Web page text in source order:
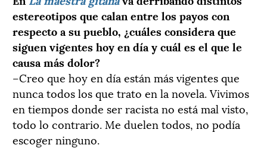
estereotipos que calan entre los payos con
respecto a su pueblo, ¿cuáles considera que
siguen vigentes hoy en día y cuál es el que le
causa más dolor?
–Creo que hoy en día están más vigentes que
nunca todos los que trato en la novela. Vivimos
en tiempos donde ser racista no está mal visto,
todo lo contrario. Me duelen todos, no podía
escoger ninguno.